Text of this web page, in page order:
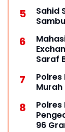
Sahid
Saraf
Murah
96